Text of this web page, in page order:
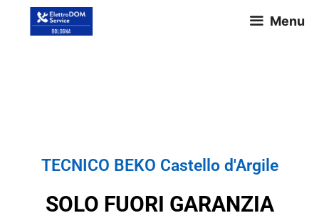
Menu
TECNICO BEKO Castello d'Argile
SOLO FUORI GARANZIA